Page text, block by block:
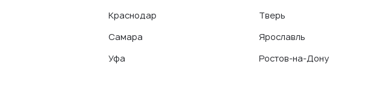
Краснодар
Самара
Уфа
Тверь
Ярославль
Ростов-на-Дону